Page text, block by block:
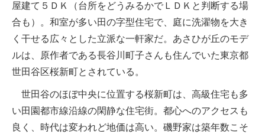
屋建て５ＤＫ（台所をどうみるかでＬＤＫと判断する場
合も）。和室が多い田の字型住宅で、庭に洗濯物を大き
く干せる広々とした立派な一軒家だ。あさひが丘のモデ
ルは、原作者である長谷川町子さんも住んでいた東京都
世田谷区桜新町とされている。
世田谷のほぼ中央に位置する桜新町は、高級住宅も多
い田園都市線沿線の閑静な住宅街。都心へのアクセスも
良く、時代は変われど地価は高い。磯野家は築年数こそ